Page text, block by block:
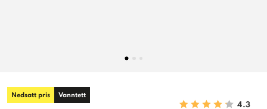
Nedsatt pris Vanntett
4.3